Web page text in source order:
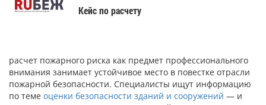
Кейс по расчету
расчет пожарного риска как предмет профессионального
внимания занимает устойчивое место в повестке отрасли
пожарной безопасности. Специалисты ищут информацию
по теме оценки безопасности зданий и сооружений — и